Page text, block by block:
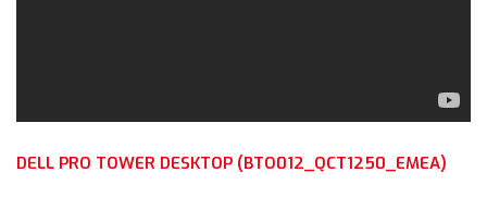
DELL PRO TOWER DESKTOP (BTO012_QCT1250_EMEA)